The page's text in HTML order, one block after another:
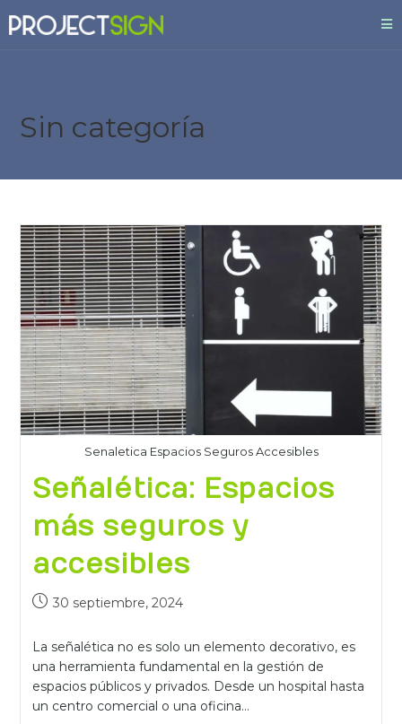
Sin categoría
Senaletica Espacios Seguros Accesibles
Señalética: Espacios
más seguros y
accesibles
30 septiembre, 2024
La señalética no es solo un elemento decorativo, es
una herramienta fundamental en la gestión de
espacios públicos y privados. Desde un hospital hasta
un centro comercial o una oficina…